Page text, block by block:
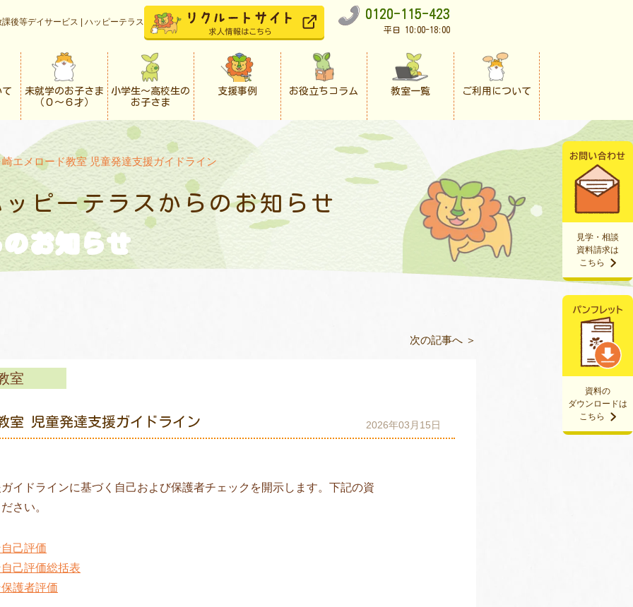
後等デイサービス | ハッピーテラス
0120-115-423
平日 10:00-18:00
て
未就学のお子さま
（０〜６才）
小学生〜高校生の
お子さま
支援事例 お役立ちコラム 教室一覧 ご利用について
資料の
ダウンロードは
こちら
見学・相談
資料請求は
こちら
エメロード教室 児童発達支援ガイドライン
ッピーテラスからのお知らせ
お知らせ
次の記事へ ＞
室
室 児童発達支援ガイドライン 2026年03月15日
イドラインに基づく自己および保護者チェックを開示します。下記の資
さい。
己評価
己評価総括表
護者評価